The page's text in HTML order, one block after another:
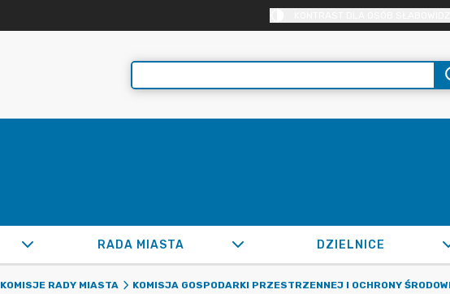
RADA MIASTA DZIELNICE
KOMISJE RADY MIASTA KOMISJA GOSPODARKI PRZESTRZENNEJ I OCHRONY